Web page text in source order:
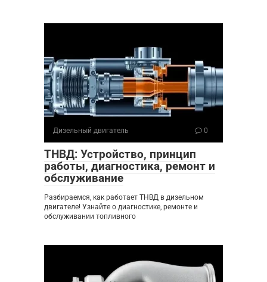
Дизельный двигатель 0
ТНВД: Устройство, принцип
работы, диагностика, ремонт и
обслуживание
Разбираемся, как работает ТНВД в дизельном
двигателе! Узнайте о диагностике, ремонте и
обслуживании топливного